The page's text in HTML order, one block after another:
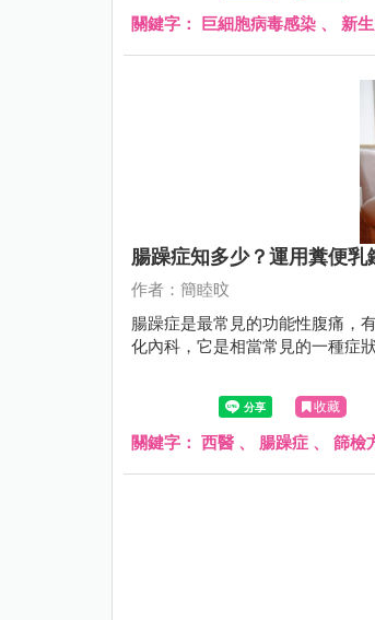
關鍵字： 巨細胞病毒感染 、 新
腸躁症知多少？運用糞便乳
作者：簡睦旼
腸躁症是最常見的功能性腹痛，
化內科，它是相當常見的一種症
收藏
關鍵字： 西醫 、 腸躁症 、 篩檢